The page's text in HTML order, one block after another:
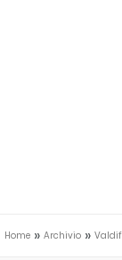
Home » Archivio »